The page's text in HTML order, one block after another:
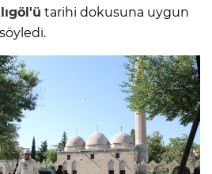
tarihi dokusuna uygun